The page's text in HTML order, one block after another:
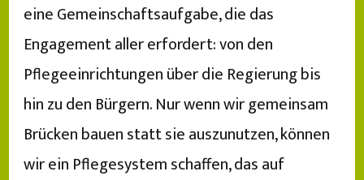
eine Gemeinschaftsaufgabe, die das
Engagement aller erfordert: von den
Pflegeeinrichtungen über die Regierung bis
hin zu den Bürgern. Nur wenn wir gemeinsam
Brücken bauen statt sie auszunutzen, können
wir ein Pflegesystem schaffen, das auf